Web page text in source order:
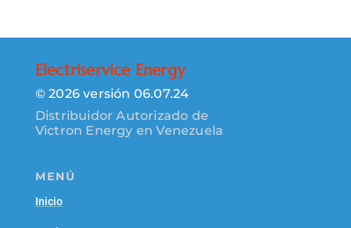
Electriservice Energy
© 2026 versión 06.07.24
Distribuidor Autorizado de
Victron Energy en Venezuela
MENÚ
Inicio